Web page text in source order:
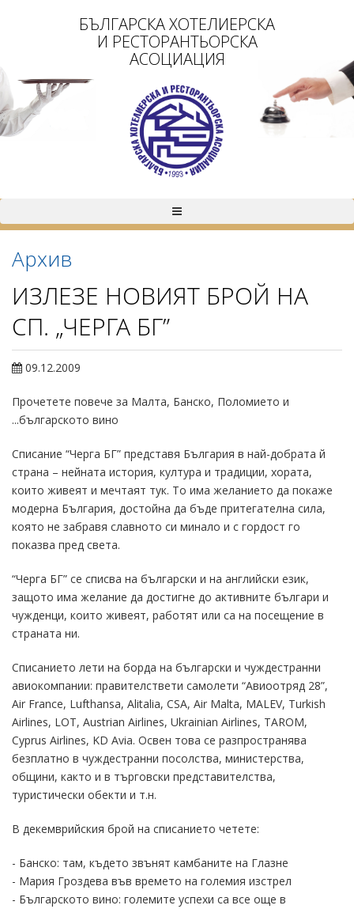
БЪЛГАРСКА ХОТЕЛИЕРСКА
И РЕСТОРАНТЬОРСКА
АСОЦИАЦИЯ
Архив
ИЗЛЕЗЕ НОВИЯТ БРОЙ НА
СП. „ЧЕРГА БГ”
09.12.2009
Прочетете повече за Малта, Банско, Поломието и
...българското вино
Списание “Черга БГ” представя България в най-добрата й
страна – нейната история, култура и традиции, хората,
които живеят и мечтаят тук. То има желанието да покаже
модерна България, достойна да бъде притегателна сила,
която не забравя славното си минало и с гордост го
показва пред света.
“Черга БГ” се списва на български и на английски език,
защото има желание да достигне до активните българи и
чужденци, които живеят, работят или са на посещение в
страната ни.
Списанието лети на борда на български и чуждестранни
авиокомпании: правителствети самолети “Авиоотряд 28”,
Air France, Lufthansa, Alitalia, CSA, Air Malta, MALEV, Turkish
Airlines, LOT, Austrian Airlines, Ukrainian Airlines, TAROM,
Cyprus Airlines, KD Avia. Освен това се разпространява
безплатно в чуждестранни посолства, министерства,
общини, както и в търговски представителства,
туристически обекти и т.н.
В декемврийския брой на списанието четете:
- Банско: там, където звънят камбаните на Глазне
- Мария Гроздева във времето на големия изстрел
- Българското вино: големите успехи са все още в